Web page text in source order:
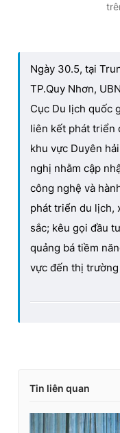
Ngày 30.5, tại
TP.Quy Nhơn,
Cục Du lịch quốc
liên kết phát triển
khu vực Duyên
nghị nhằm cập
công nghệ và
phát triển du lịch,
sắc; kêu gọi đầu
quảng bá tiềm
vực đến thị
Tin liên quan